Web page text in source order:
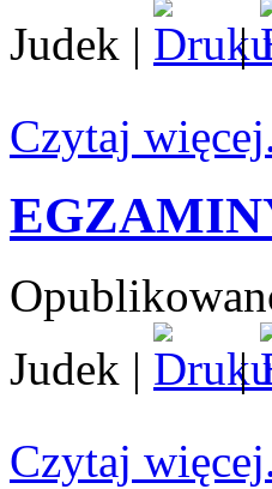
Judek | |
Czytaj
Judek | |
Czytaj